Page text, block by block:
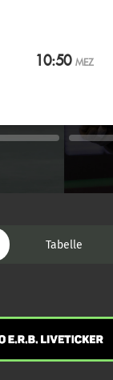
10:50 MEZ
Tabelle